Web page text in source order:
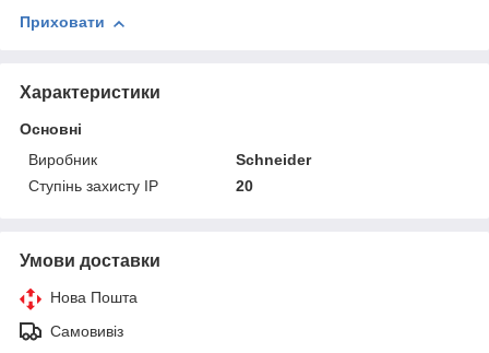
Приховати
Характеристики
Основні
Виробник
Schneider
Ступінь захисту IP
20
Умови доставки
Нова Пошта
Самовивіз